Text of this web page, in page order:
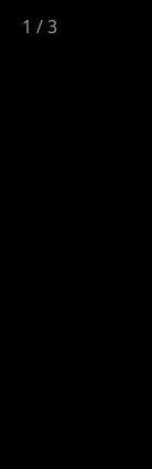
1 /3